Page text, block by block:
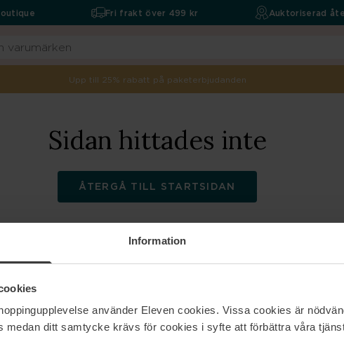
Information
använder Eleven cookies. Vissa cookies är
medan ditt samtycke krävs för cookies i syfte att förbättra våra
Fri frakt över 499 kr Auktoriserad
Upp till 25% rabatt på paketerbjudanden
Sidan hittades inte
ÅTERGÅ TILL STARTSIDAN
Om oss
Jobba hos oss
Kontakta oss
Vanliga frågor & svar